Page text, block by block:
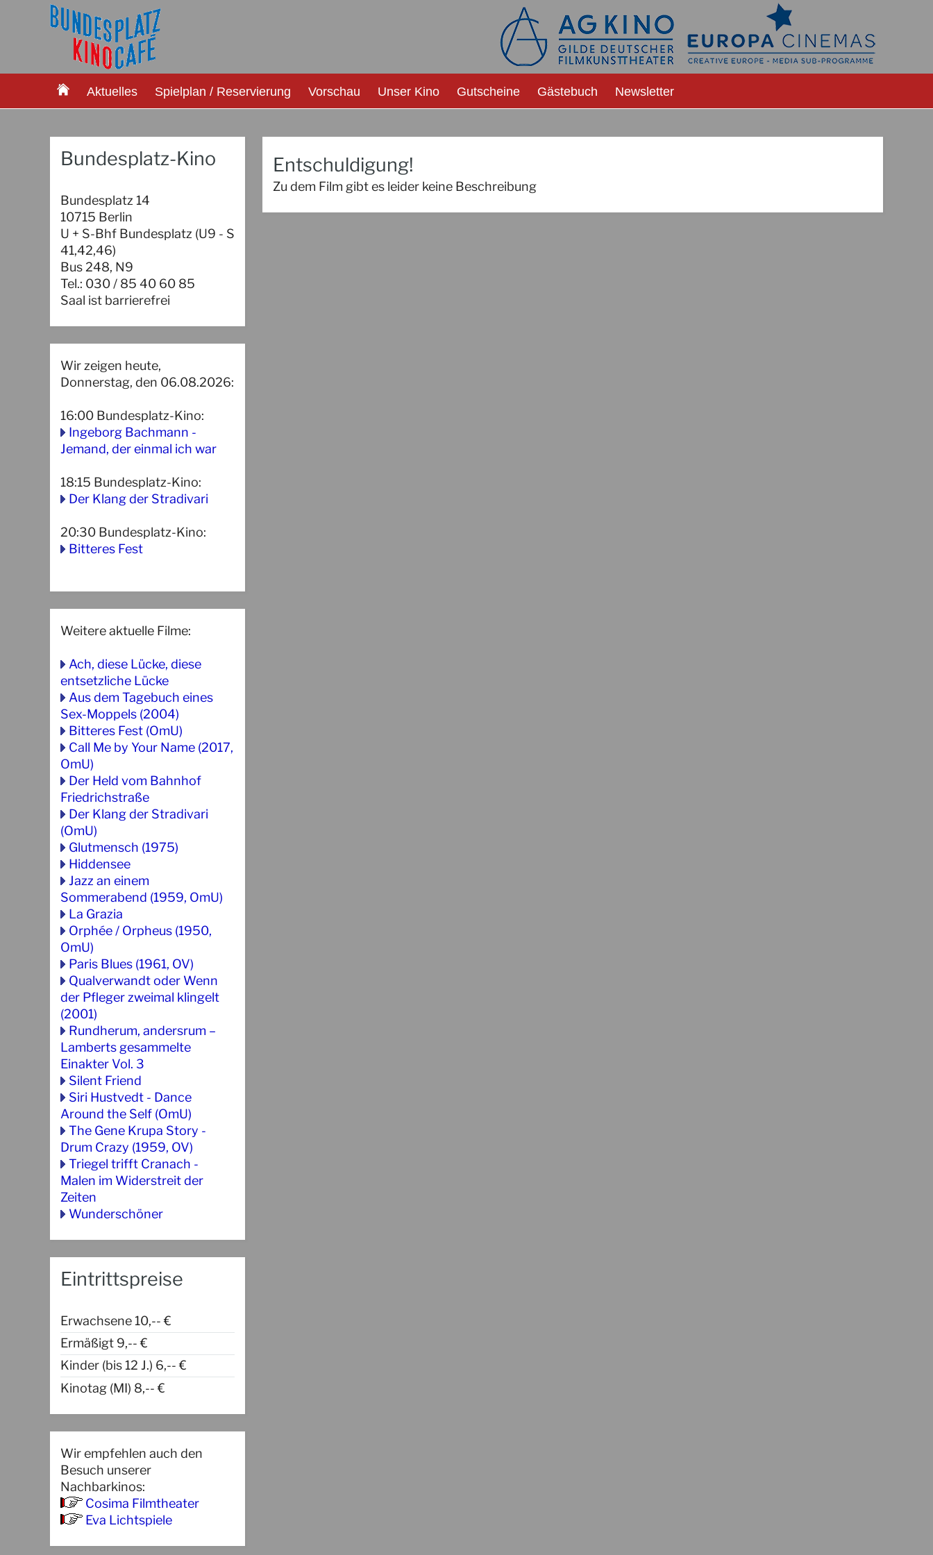
Aktuelles Spielplan / Reservierung Vorschau Unser Kino Gutscheine Gästebuch Newsletter
Bundesplatz-Kino
Bundesplatz 14
10715 Berlin
U + S-Bhf Bundesplatz (U9 - S
41,42,46)
Bus 248, N9
Tel.: 030 / 85 40 60 85
Saal ist barrierefrei
Wir zeigen heute,
Donnerstag, den 06.08.2026:
16:00 Bundesplatz-Kino:
Ingeborg Bachmann -
Jemand, der einmal ich war
18:15 Bundesplatz-Kino:
Der Klang der Stradivari
20:30 Bundesplatz-Kino:
Bitteres Fest
Weitere aktuelle Filme:
Ach, diese Lücke, diese
entsetzliche Lücke
Aus dem Tagebuch eines
Sex-Moppels (2004)
Bitteres Fest (OmU)
Call Me by Your Name (2017,
OmU)
Der Held vom Bahnhof
Friedrichstraße
Der Klang der Stradivari
(OmU)
Glutmensch (1975)
Hiddensee
Jazz an einem
Sommerabend (1959, OmU)
La Grazia
Orphée / Orpheus (1950,
OmU)
Paris Blues (1961, OV)
Qualverwandt oder Wenn
der Pfleger zweimal klingelt
(2001)
Rundherum, andersrum –
Lamberts gesammelte
Einakter Vol. 3
Silent Friend
Siri Hustvedt - Dance
Around the Self (OmU)
The Gene Krupa Story -
Drum Crazy (1959, OV)
Triegel trifft Cranach -
Malen im Widerstreit der
Zeiten
Wunderschöner
Eintrittspreise
Erwachsene 10,-- €
Ermäßigt 9,-- €
Kinder (bis 12 J.) 6,-- €
Kinotag (MI) 8,-- €
Wir empfehlen auch den
Besuch unserer
Nachbarkinos:
Cosima Filmtheater
Eva Lichtspiele
Entschuldigung!
Zu dem Film gibt es leider keine Beschreibung